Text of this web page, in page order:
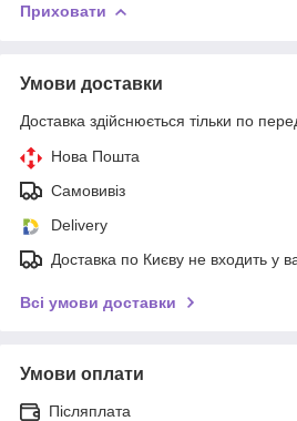
Приховати
Умови доставки
Доставка здійснюється тільки по
Нова Пошта
Самовивіз
Delivery
Доставка по Києву не входить у
Всі умови доставки
Умови оплати
Післяплата